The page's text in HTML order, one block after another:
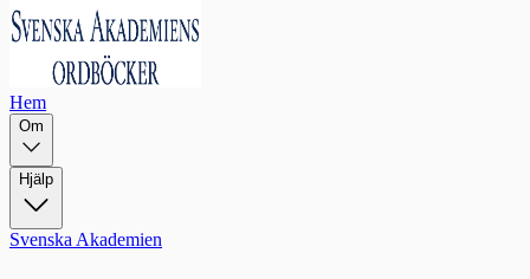
Hem
Om
Hjälp
Svenska Akademien